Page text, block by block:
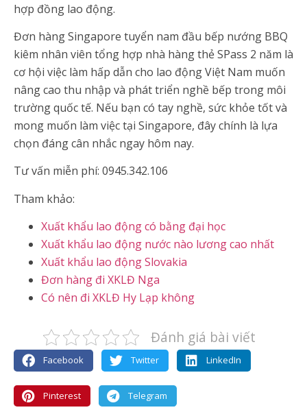
hợp đồng lao động.
Đơn hàng Singapore tuyển nam đầu bếp nướng BBQ
kiêm nhân viên tổng hợp nhà hàng thẻ SPass 2 năm là
cơ hội việc làm hấp dẫn cho lao động Việt Nam muốn
nâng cao thu nhập và phát triển nghề bếp trong môi
trường quốc tế. Nếu bạn có tay nghề, sức khỏe tốt và
mong muốn làm việc tại Singapore, đây chính là lựa
chọn đáng cân nhắc ngay hôm nay.
Tư vấn miễn phí: 0945.342.106
Tham khảo:
Xuất khẩu lao động có bằng đại học
Xuất khẩu lao động nước nào lương cao nhất
Xuất khẩu lao động Slovakia
Đơn hàng đi XKLĐ Nga
Có nên đi XKLĐ Hy Lạp không
Đánh giá bài viết
Facebook Twitter LinkedIn
Pinterest Telegram